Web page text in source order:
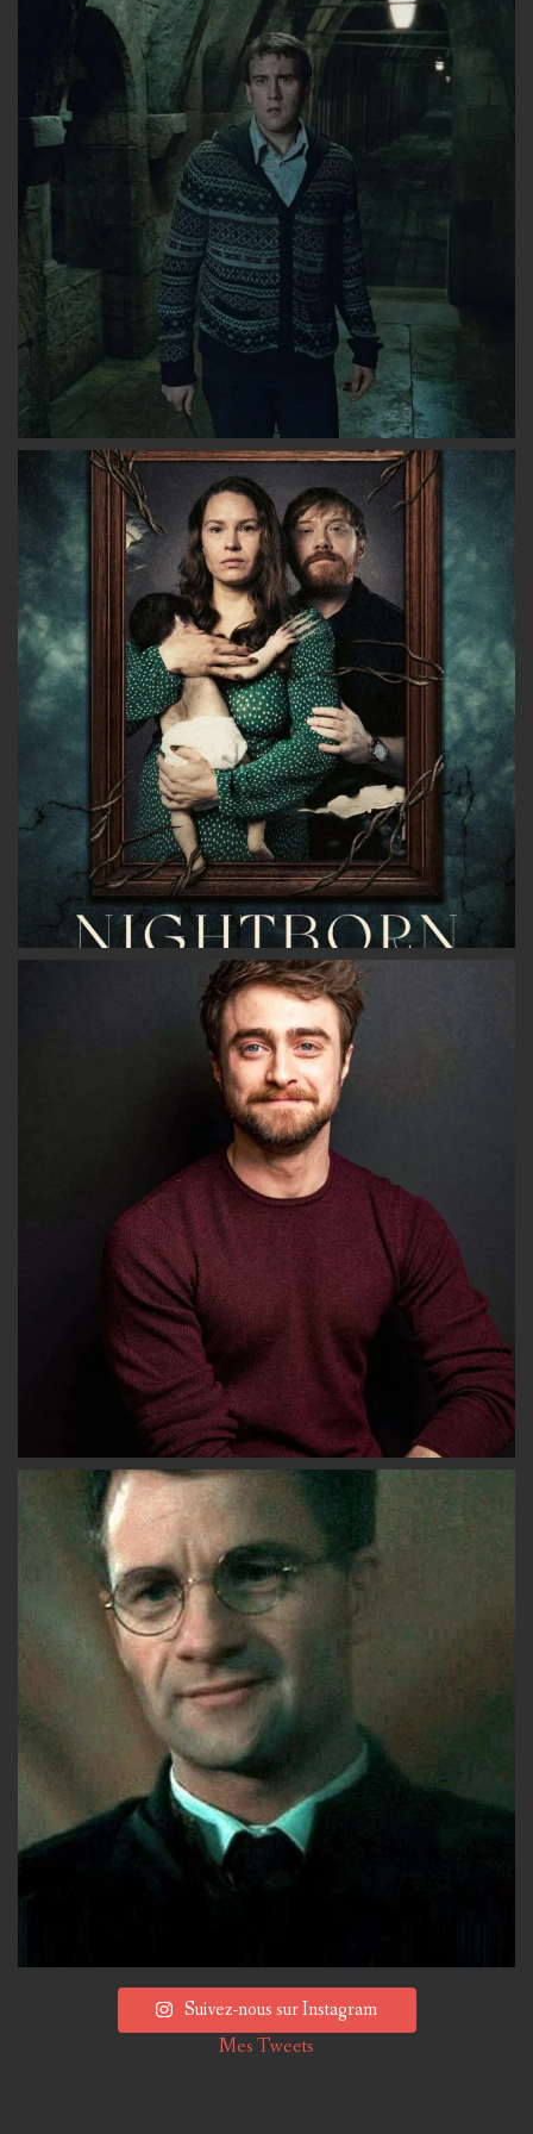
lesgryffondors
sur
Facebook
lesgryffondors
sur
Twitter
sur
Instagram
Suivez-nous sur Instagram
Mes Tweets